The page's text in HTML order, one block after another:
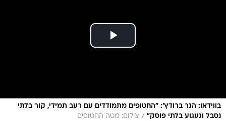
בווידאו: הגר ברודץ': "החטופים מתמודדים עם רעב תמידי, קור בלתי
נסבל וגעגוע בלתי פוסק" / צילום: מטה החטופים